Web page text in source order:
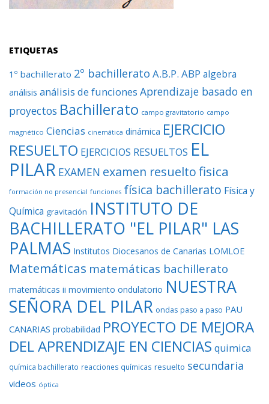
ETIQUETAS
1º bachillerato 2º bachillerato A.B.P. ABP algebra
análisis análisis de funciones Aprendizaje basado en
proyectos Bachillerato campo gravitatorio campo
magnético Ciencias cinemática dinámica EJERCICIO
RESUELTO EJERCICIOS RESUELTOS EL
PILAR EXAMEN examen resueltofisica
formación no presencial funciones física bachillerato Física y
Química gravitación INSTITUTO DE
BACHILLERATO "EL PILAR" LAS
PALMAS Institutos Diocesanos de Canarias LOMLOE
Matemáticas matemáticas bachillerato
matemáticas ii movimiento ondulatorio NUESTRA
SEÑORA DEL PILAR ondas paso a paso PAU
CANARIAS probabilidad PROYECTO DE MEJORA
DEL APRENDIZAJE EN CIENCIAS quimica
química bachillerato reacciones químicas resuelto secundaria
videos óptica